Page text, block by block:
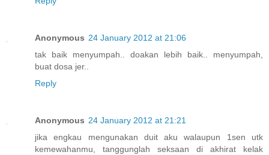
Anonymous 24 January 2012 at 21:06
tak baik menyumpah.. doakan lebih baik.. menyumpah,
buat dosa jer..
Reply
Anonymous 24 January 2012 at 21:21
jika engkau mengunakan duit aku walaupun 1sen utk
kemewahanmu, tanggunglah seksaan di akhirat kelak